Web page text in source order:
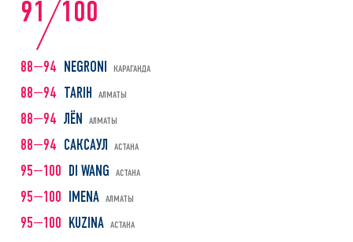
91 100
88—94 NEGRONI КАРАГАНДА
88—94 TARIH АЛМАТЫ
88—94 ЛЁN АЛМАТЫ
88—94 САКСАУЛ АСТАНА
95—100 DI WANG АСТАНА
95—100 IMENA АЛМАТЫ
95—100 KUZINA АСТАНА